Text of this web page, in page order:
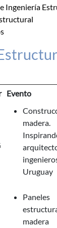
Ingeniería
Evento
madera.
Uruguay
Paneles
madera